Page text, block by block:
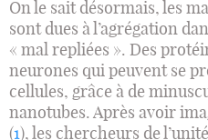
On le sait désormais, les
sont dues à l’agrégation
« mal repliées ». Des
neurones qui peuvent se
cellules, grâce à de
nanotubes. Après avoir
(1), les chercheurs de